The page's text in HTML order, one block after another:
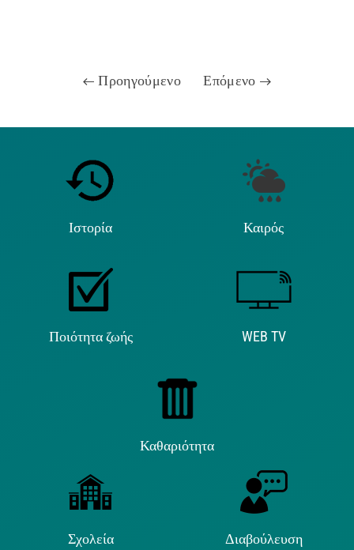
Προηγούμενο Επόμενο
Ιστορία Καιρός
Ποιότητα ζωής WEB TV
Καθαριότητα
Σχολεία Διαβούλευση